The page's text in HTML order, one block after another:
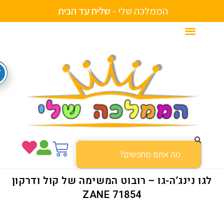
הממלכה שלי -ש לי חעד הבי ת
נינג’ה-גו – רובוט המשימה של קול ודרקון
ZANE 71854